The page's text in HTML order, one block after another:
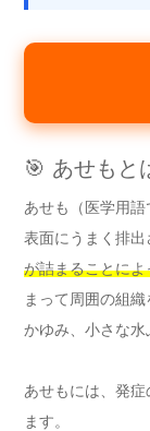
🎯 あせもと
あせも（医学用
表面にうまく排出
が詰まることに
まって周囲の組
かゆみ、小さな水
あせもには、発
ます。